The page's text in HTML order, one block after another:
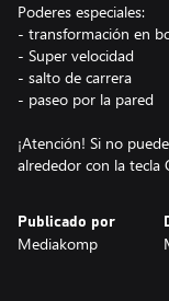
Poderes especiales:
- transformación en
- Super velocidad
- salto de carrera
- paseo por la pared
¡Atención! Si no
Publicado por
Mediakomp